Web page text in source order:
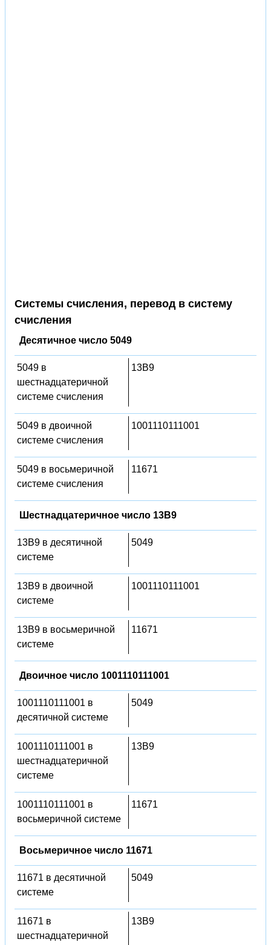
Системы счисления, перевод в систему
счисления
Десятичное число 5049
5049 в
шестнадцатеричной
системе счисления
13B9
5049 в двоичной
системе счисления
1001110111001
5049 в восьмеричной
системе счисления
11671
Шестнадцатеричное число 13B9
13B9 в десятичной
системе
5049
13B9 в двоичной
системе
1001110111001
13B9 в восьмеричной
системе
11671
Двоичное число 1001110111001
1001110111001 в
десятичной системе
5049
1001110111001 в
шестнадцатеричной
системе
13B9
1001110111001 в
восьмеричной системе
11671
Восьмеричное число 11671
11671 в десятичной
системе
5049
11671 в
шестнадцатеричной
13B9